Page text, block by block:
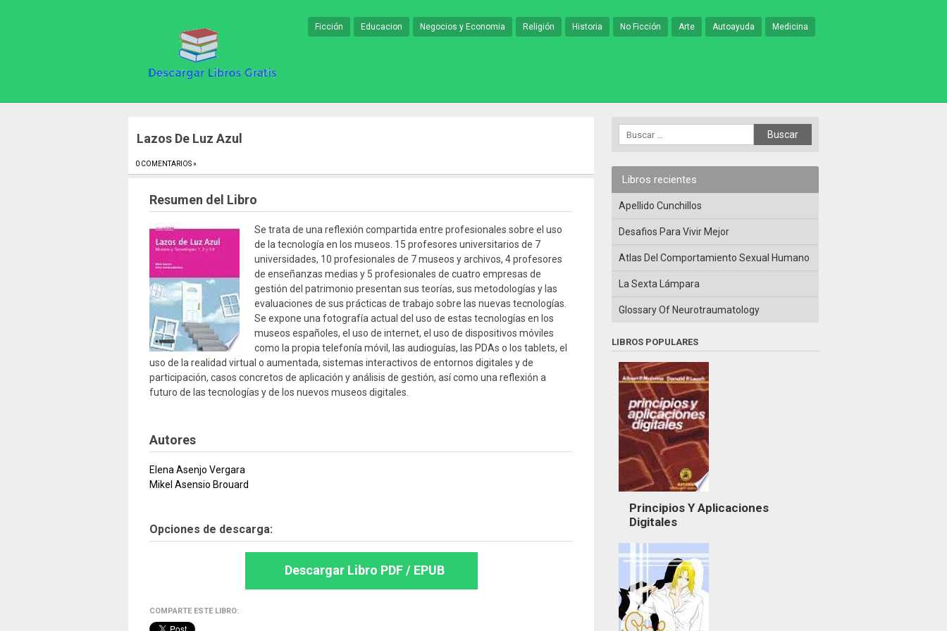
Ficción Educacion Negocios y Economia Religión Historia No Ficción Arte Autoayuda Medicina
Lazos De Luz Azul
0 COMENTARIOS »
Resumen del Libro
Se trata de una reflexión compartida entre profesionales sobre el uso
de la tecnología en los museos. 15 profesores universitarios de 7
universidades, 10 profesionales de 7 museos y archivos, 4 profesores
de enseñanzas medias y 5 profesionales de cuatro empresas de
gestión del patrimonio presentan sus teorías, sus metodologías y las
evaluaciones de sus prácticas de trabajo sobre las nuevas tecnologías.
Se expone una fotografía actual del uso de estas tecnologías en los
museos españoles, el uso de internet, el uso de dispositivos móviles
como la propia telefonía móvil, las audioguías, las PDAs o los tablets, el
uso de la realidad virtual o aumentada, sistemas interactivos de entornos digitales y de
participación, casos concretos de aplicación y análisis de gestión, así como una reflexión a
futuro de las tecnologías y de los nuevos museos digitales.
Autores
Elena Asenjo Vergara
Mikel Asensio Brouard
Opciones de descarga:
Descargar Libro PDF / EPUB
COMPARTE ESTE LIBRO:
Libros recientes
Apellido Cunchillos
Desafios Para Vivir Mejor
Atlas Del Comportamiento Sexual Humano
La Sexta Lámpara
Glossary Of Neurotraumatology
LIBROS POPULARES
Principios Y Aplicaciones
Digitales